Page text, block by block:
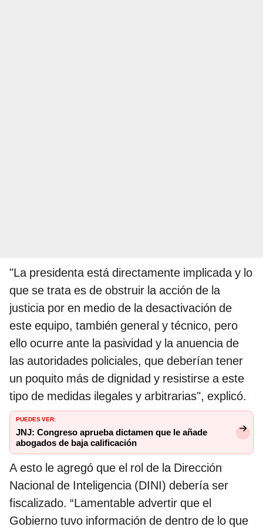
"La presidenta está directamente implicada y lo
que se trata es de obstruir la acción de la
justicia por en medio de la desactivación de
este equipo, también general y técnico, pero
ello ocurre ante la pasividad y la anuencia de
las autoridades policiales, que deberían tener
un poquito más de dignidad y resistirse a este
tipo de medidas ilegales y arbitrarias", explicó.
PUEDES VER:
JNJ: Congreso aprueba dictamen que le añade
abogados de baja calificación
A esto le agregó que el rol de la Dirección
Nacional de Inteligencia (DINI) debería ser
fiscalizado. “Lamentable advertir que el
Gobierno tuvo información de dentro de lo que